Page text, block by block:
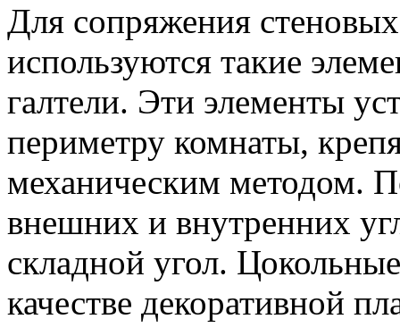
Для сопряжения
используются такие
галтели. Эти элементы
периметру комнаты,
механическим методом.
внешних и внутренних
складной угол.
качестве декоративной